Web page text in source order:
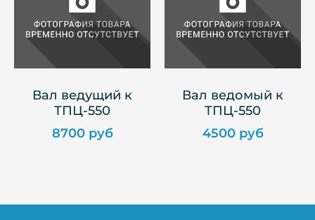
Вал ведущий к
ТПЦ-550
8700 руб
Вал ведомый к
ТПЦ-550
4500 руб